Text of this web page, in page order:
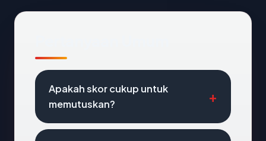
Apakah skor cukup untuk
memutuskan?